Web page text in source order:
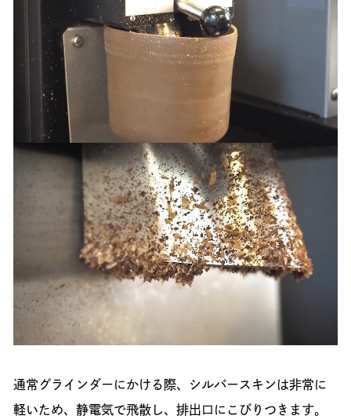
通常グラインダーにかける際、シルバースキンは非常に
軽いため、静電気で飛散し、排出口にこびりつきます。